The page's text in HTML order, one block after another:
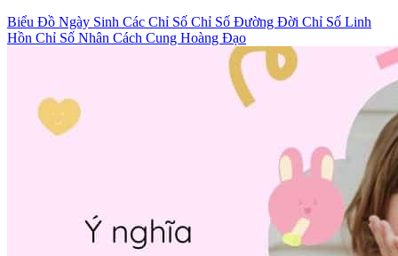
Biểu Đồ Ngày Sinh Các Chỉ Số Chỉ Số Đường Đời Chỉ Số Linh
Hồn Chỉ Số Nhân Cách Cung Hoàng Đạo